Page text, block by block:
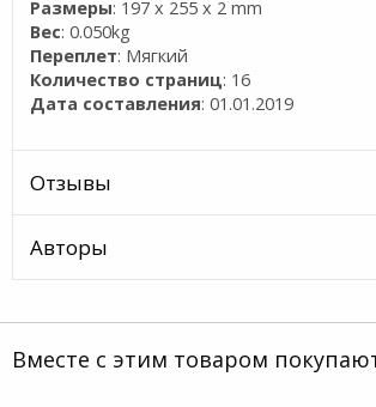
Размеры: 197 x 255 x 2 mm
Вес: 0.050kg
Переплет: Мягкий
Количество страниц: 16
Дата составления: 01.01.2019
Отзывы
Авторы
Вместе с этим товаром